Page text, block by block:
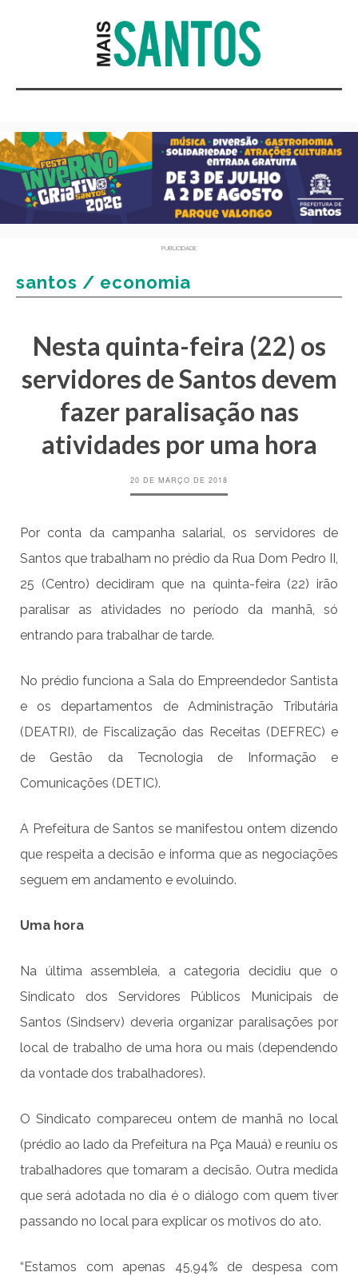
PUBLICIDADE
santos / economia
Nesta quinta-feira (22) os
servidores de Santos devem
fazer paralisação nas
atividades por uma hora
20 DE MARÇO DE 2018
Por conta da campanha salarial, os servidores de
Santos que trabalham no prédio da Rua Dom Pedro II,
25 (Centro) decidiram que na quinta-feira (22) irão
paralisar as atividades no período da manhã, só
entrando para trabalhar de tarde.
No prédio funciona a Sala do Empreendedor Santista
e os departamentos de Administração Tributária
(DEATRI), de Fiscalização das Receitas (DEFREC) e
de Gestão da Tecnologia de Informação e
Comunicações (DETIC).
A Prefeitura de Santos se manifestou ontem dizendo
que respeita a decisão e informa que as negociações
seguem em andamento e evoluindo.
Uma hora
Na última assembleia, a categoria decidiu que o
Sindicato dos Servidores Públicos Municipais de
Santos (Sindserv) deveria organizar paralisações por
local de trabalho de uma hora ou mais (dependendo
da vontade dos trabalhadores).
O Sindicato compareceu ontem de manhã no local
(prédio ao lado da Prefeitura na Pça Mauá) e reuniu os
trabalhadores que tomaram a decisão. Outra medida
que será adotada no dia é o diálogo com quem tiver
passando no local para explicar os motivos do ato.
“Estamos com apenas 45,94% de despesa com